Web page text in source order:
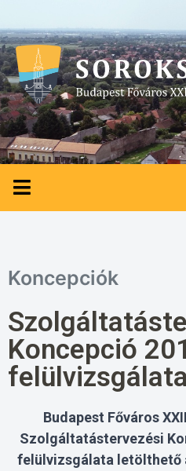
Koncepciók
Koncepció
felülvizsgálata
Budapest Főváros
Szolgáltatástervezési
felülvizsgálata letölthető